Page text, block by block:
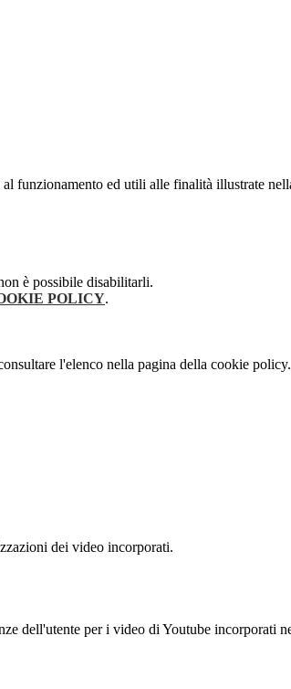
funzionamento ed utili alle finalità illustrate
è possibile disabilitarli.
POLICY.
l'elenco nella pagina della cookie policy.
dei video incorporati.
dell'utente per i video di Youtube incorporati